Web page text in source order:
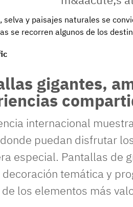
selva y paisajes naturales se
se recorren algunos de los
gigantes,
internacional
puedan disfrutar
especial. Pantallas de
temática y
los elementos más